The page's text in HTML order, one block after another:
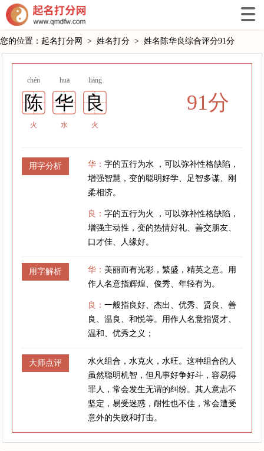
您的位置： 起名打分网 > 姓名打分 > 姓名陈华良综合评分91分
chén huā liáng
陈 华 良
火 水 火
91分
用字分析 华：字的五行为水 ，可以弥补性格缺陷，
增强智慧，变的聪明好学、足智多谋、刚
柔相济。
良：字的五行为火 ，可以弥补性格缺陷，
增强主动性，变的热情好礼、善交朋友、
口才佳、人缘好。
用字解析 华： 美丽而有光彩，繁盛，精英之意。用
作人名意指辉煌、俊秀、年轻有为。
良：一般指良好、杰出、优秀、贤良、善
良、温良、和悦等。用作人名意指贤才、
温和、优秀之义；
大师点评
水火组合，水克火，水旺。这种组合的人
虽然聪明机智，但凡事好争好斗，容易得
罪人，常会发生无谓的纠纷。其人意志不
坚定，易受迷惑，耐性也不佳，常会遭受
意外的失败和打击。